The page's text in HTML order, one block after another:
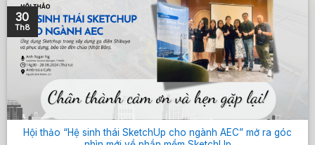
Hội thảo “Hệ sinh thái SketchUp cho ngành AEC” mở ra góc
30
Th8